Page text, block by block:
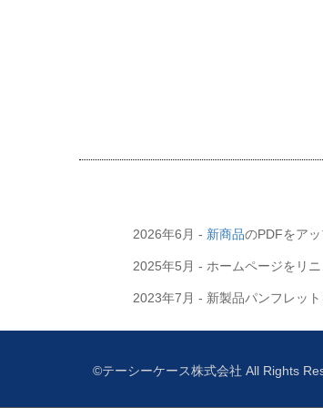
2026年6月 - 新商品のPDFをアッ
2025年5月 - ホームページをリニ
2023年7月 - 新製品パンフレット
©テーシーケース株式会社 All Rights